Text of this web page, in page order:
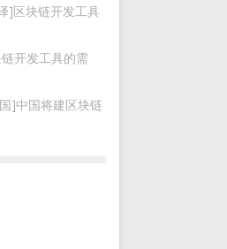
]区块链开发工具
开发工具的需
]中国将建区块链